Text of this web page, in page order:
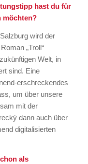
hast du für
möchten?
wird der
„Troll“
Welt, in
sind. Eine
erschreckendes
um über unsere
mit der
dann auch über
digitalisierten
als